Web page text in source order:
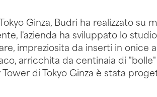
Ginza, Budri ha realizzato su
l'azienda ha sviluppato lo
impreziosita da inserti in onice
arricchita da centinaia di
di Tokyo Ginza è stata